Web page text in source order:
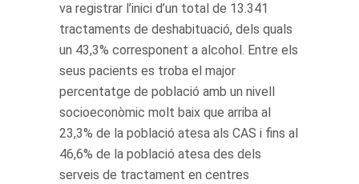
va registrar l’inici d’un total de 13.341
tractaments de deshabituació, dels quals
un 43,3% corresponent a alcohol. Entre els
seus pacients es troba el major
percentatge de població amb un nivell
socioeconòmic molt baix que arriba al
23,3% de la població atesa als CAS i fins al
46,6% de la població atesa des dels
serveis de tractament en centres